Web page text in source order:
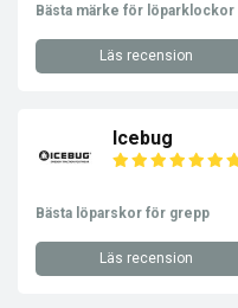
Bästa märke för löparklockor
Läs recension
Icebug
Bästa löparskor för grepp
Läs recension